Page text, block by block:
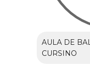
AULA DE
CURSINO